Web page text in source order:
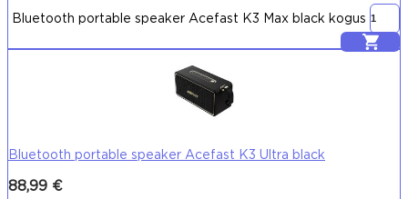
Bluetooth portable speaker Acefast K3 Max black kogus
Lisa korvi
Bluetooth portable speaker Acefast K3 Ultra black
88,99 €